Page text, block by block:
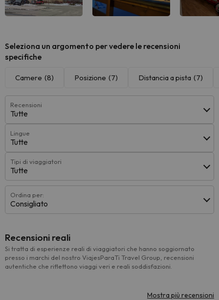
Seleziona un argomento per vedere le recensioni
specifiche
Camere (8) Posizione (7) Distancia a pista (7)
Recensioni
Tutte
Lingue
Tutte
Tipi di viaggiatori
Tutte
Ordina per:
Consigliato
Recensioni reali
Si tratta di esperienze reali di viaggiatori che hanno soggiornato
presso i marchi del nostro ViajesParaTi Travel Group, recensioni
autentiche che riflettono viaggi veri e reali soddisfazioni.
Mostra più recensioni